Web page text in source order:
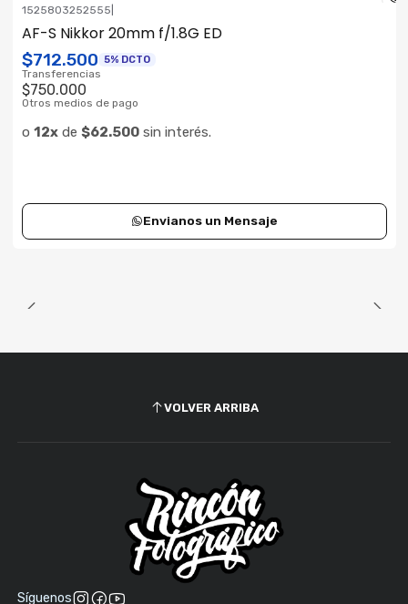
Consultar su Stock
1525803252555
AF-S Nikkor 20mm f/1.8G ED
$712.500 5% DCTO
Transferencias
$750.000
Otros medios de pago
o 12xde $62.500sin interés.
Envianos un Mensaje
VOLVER ARRIBA
Síguenos